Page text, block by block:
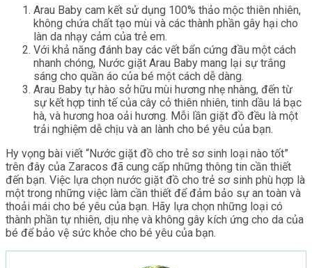
Arau Baby cam kết sử dụng 100% thảo mộc thiên nhiên,
không chứa chất tạo mùi và các thành phần gây hại cho
làn da nhạy cảm của trẻ em.
Với khả năng đánh bay các vết bẩn cứng đầu một cách
nhanh chóng, Nước giặt Arau Baby mang lại sự trắng
sáng cho quần áo của bé một cách dễ dàng.
Arau Baby tự hào sở hữu mùi hương nhẹ nhàng, đến từ
sự kết hợp tinh tế của cây cỏ thiên nhiên, tinh dầu lá bạc
hà, và hương hoa oải hương. Mỗi lần giặt đồ đều là một
trải nghiệm dễ chịu và an lành cho bé yêu của bạn.
Hy vọng bài viết “Nước giặt đồ cho trẻ sơ sinh loại nào tốt”
trên đây của Zaracos đã cung cấp những thông tin cần thiết
đến bạn. Việc lựa chọn nước giặt đồ cho trẻ sơ sinh phù hợp là
một trong những việc làm cần thiết để đảm bảo sự an toàn và
thoải mái cho bé yêu của bạn. Hãy lựa chọn những loại có
thành phần tự nhiên, dịu nhẹ và không gây kích ứng cho da của
bé để bảo vệ sức khỏe cho bé yêu của bạn.